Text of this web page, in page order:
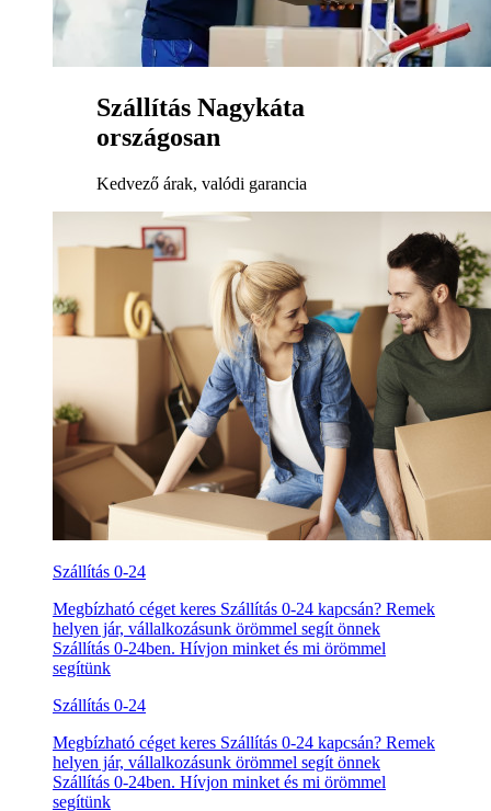
Szállítás Nagykáta
országosan
Kedvező árak, valódi garancia
Szállítás 0-24
Megbízható céget keres Szállítás 0-24 kapcsán? Remek
helyen jár, vállalkozásunk örömmel segít önnek
Szállítás 0-24ben. Hívjon minket és mi örömmel
segítünk
Szállítás 0-24
Megbízható céget keres Szállítás 0-24 kapcsán? Remek
helyen jár, vállalkozásunk örömmel segít önnek
Szállítás 0-24ben. Hívjon minket és mi örömmel
segítünk